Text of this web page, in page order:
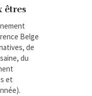
êtres
Belge
de
du
et